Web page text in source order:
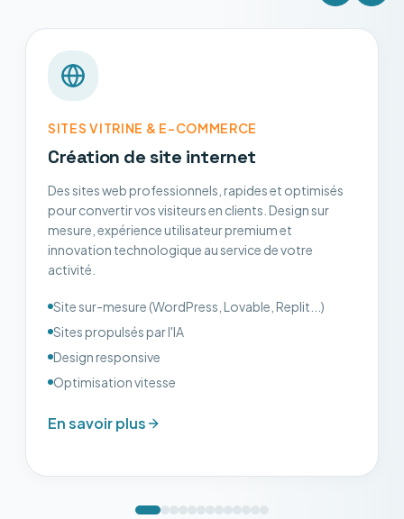
SITES VITRINE & E-COMMERCE
Création de site internet
Des sites web professionnels, rapides et optimisés
pour convertir vos visiteurs en clients. Design sur
mesure, expérience utilisateur premium et
innovation technologique au service de votre
activité.
Site sur-mesure (WordPress, Lovable, Replit...)
Sites propulsés par l'IA
Design responsive
Optimisation vitesse
En savoir plus